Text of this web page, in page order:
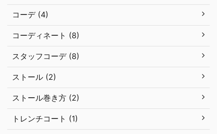
コーデ (4)
コーディネート (8)
スタッフコーデ (8)
ストール (2)
ストール巻き方 (2)
トレンチコート (1)